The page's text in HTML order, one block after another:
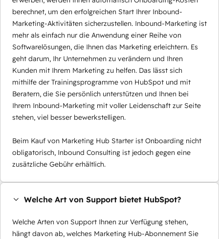
berechnet, um den erfolgreichen Start Ihrer Inbound-
Marketing-Aktivitäten sicherzustellen. Inbound-Marketing ist
mehr als einfach nur die Anwendung einer Reihe von
Softwarelösungen, die Ihnen das Marketing erleichtern. Es
geht darum, Ihr Unternehmen zu verändern und Ihren
Kunden mit Ihrem Marketing zu helfen. Das lässt sich
mithilfe der Trainingsprogramme von HubSpot und mit
Beratern, die Sie persönlich unterstützen und Ihnen bei
Ihrem Inbound-Marketing mit voller Leidenschaft zur Seite
stehen, viel besser bewerkstelligen.
Beim Kauf von Marketing Hub Starter ist Onboarding nicht
obligatorisch, Inbound Consulting ist jedoch gegen eine
zusätzliche Gebühr erhältlich.
Welche Art von Support bietet HubSpot?
Welche Arten von Support Ihnen zur Verfügung stehen,
hängt davon ab, welches Marketing Hub-Abonnement Sie